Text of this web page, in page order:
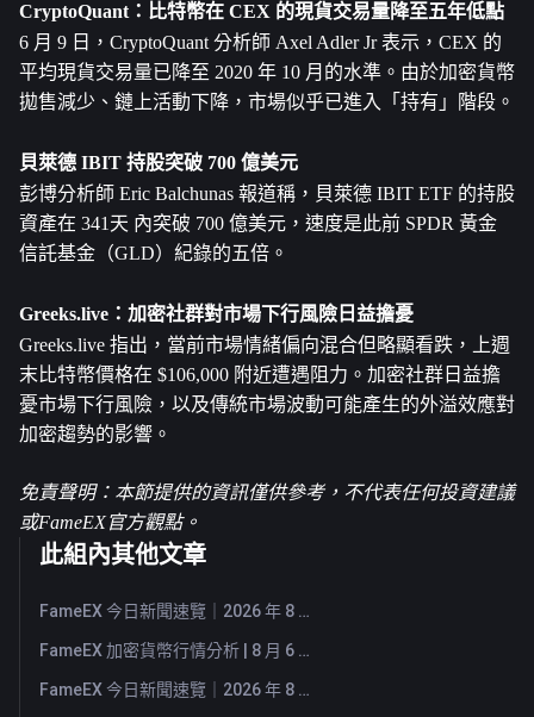
CryptoQuant： 比特幣在 CEX 的現貨交易量降至五年低點
6 月 9 日，CryptoQuant 分析師 Axel Adler Jr 表示，CEX 的
平均現貨交易量已降至 2020 年 10 月的水準。由於加密貨幣
拋售減少、鏈上活動下降，市場似乎已進入「持有」階段。
貝萊德 IBIT 持股突破 700 億美元
彭博分析師 Eric Balchunas 報道稱，貝萊德 IBIT ETF 的持股
資產在 341天 內突破 700 億美元，速度是此前 SPDR 黃金
信託基金（GLD）紀錄的五倍。
Greeks.live：加密社群對市場下行風險日益擔憂
Greeks.live 指出，當前市場情緒偏向混合但略顯看跌，上週
末比特幣價格在 $106,000 附近遭遇阻力。加密社群日益擔
憂市場下行風險，以及傳統市場波動可能產生的外溢效應對
加密趨勢的影響。
免責聲明：本節提供的資訊僅供參考，不代表任何投資建議
或FameEX官方觀點。
此組內其他文章
FameEX 今日新聞速覽｜2026 年 8 月 7 日
FameEX 加密貨幣行情分析 | 8 月 6 日, 2026
FameEX 今日新聞速覽｜2026 年 8 月 6 日